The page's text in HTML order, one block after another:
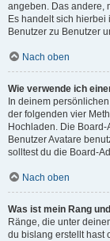
angeben. Das andere,
Es handelt sich
Benutzer zu Benutzer
Nach oben
Wie verwende ich
In deinem
der folgenden vier
Hochladen. Die
Benutzer Avatare
solltest du die Board-
Nach oben
Was ist mein Rang
Ränge, die unter
du bislang erstellt hast